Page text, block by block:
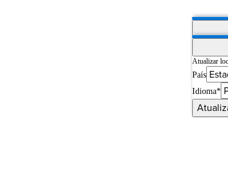
Vet
Supplier
Atualizar
País
Idioma*